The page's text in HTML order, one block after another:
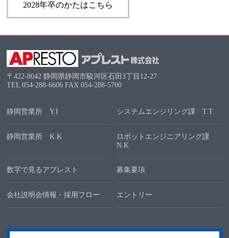
2028年卒のかたはこちら
〒422-8042 静岡県静岡市駿河区石田3丁目12-27
TEL054-288-6606 FAX 054-288-5700
静岡営業所 Y.I システムエンジリング課 T.T
静岡営業所 K.K
ロボットエンジニアリング課
N.K
数字で見るアプレスト 募集要項
会社説明会情報・採用フロー エントリー